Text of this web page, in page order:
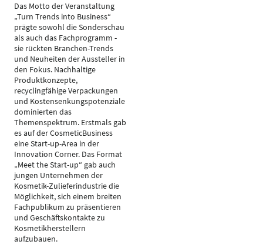
Das Motto der Veranstaltung
„Turn Trends into Business“
prägte sowohl die Sonderschau
als auch das Fachprogramm -
sie rückten Branchen-Trends
und Neuheiten der Aussteller in
den Fokus. Nachhaltige
Produktkonzepte,
recyclingfähige Verpackungen
und Kostensenkungspotenziale
dominierten das
Themenspektrum. Erstmals gab
es auf der CosmeticBusiness
eine Start-up-Area in der
Innovation Corner. Das Format
„Meet the Start-up“ gab auch
jungen Unternehmen der
Kosmetik-Zulieferindustrie die
Möglichkeit, sich einem breiten
Fachpublikum zu präsentieren
und Geschäftskontakte zu
Kosmetikherstellern
aufzubauen.